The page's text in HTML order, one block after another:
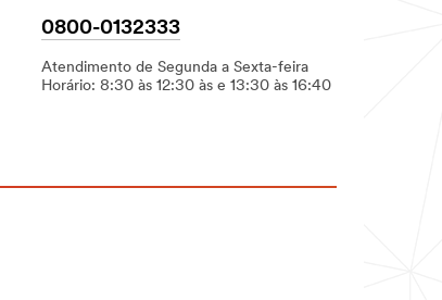
0800-0132333
Atendimento de Segunda a Sexta-feira
Horário: 8:30 às 12:30 às e 13:30 às 16:40